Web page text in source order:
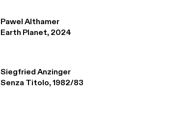
Pawel Althamer
Earth Planet, 2024
Siegfried Anzinger
Senza Titolo, 1982/83